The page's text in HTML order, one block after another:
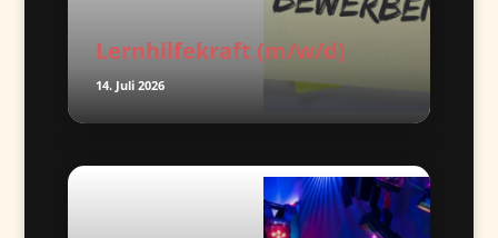
Lernhilfekraft (m/w/d)
14. Juli 2026